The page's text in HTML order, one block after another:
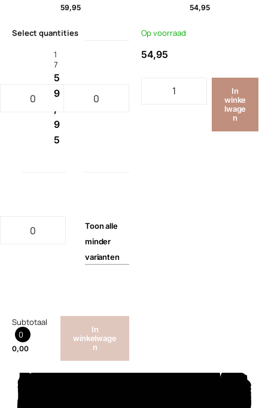
59,95
Select quantities
1
7
5
9
,
9
5
Toonalle
minder
varianten
Subtotaal
0
0,00
In
winkelwage
n
54,95
Op voorraad
54,95
In
winke
lwage
n